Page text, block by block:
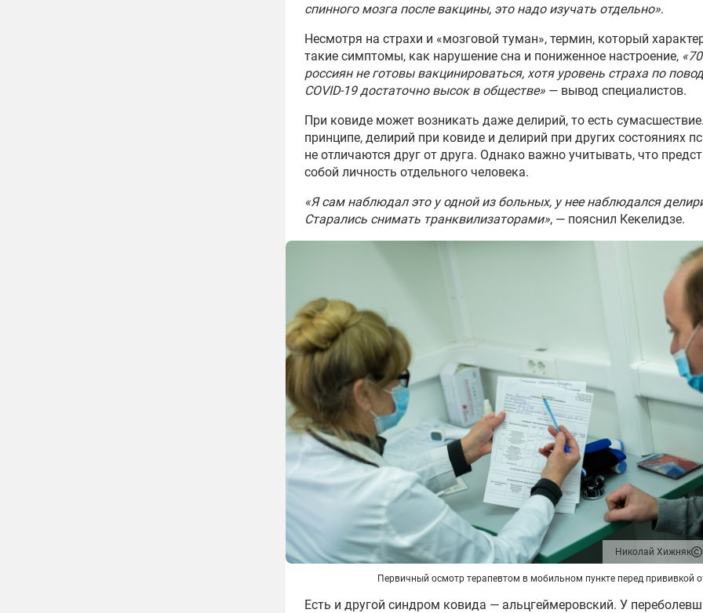
спинного мозга после вакцины, это надо изучать отдельно».
Несмотря на страхи и «мозговой туман», термин, который
такие симптомы, как нарушение сна и пониженное настроение,
россиян не готовы вакцинироваться, хотя уровень страха по
COVID-19 достаточно высок в обществе» — вывод специалистов.
При ковиде может возникать даже делирий, то есть
принципе, делирий при ковиде и делирий при других состояниях
не отличаются друг от друга. Однако важно учитывать, что
собой личность отдельного человека.
«Я сам наблюдал это у одной из больных, у нее наблюдался
Старались снимать транквилизаторами», — пояснил Кекелидзе.
Николай Хижняк
Первичный осмотр терапевтом в мобильном пункте перед прививкой
Есть и другой синдром ковида — альцгеймеровский. У